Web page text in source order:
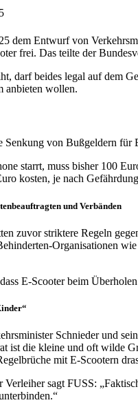
dem Entwurf von
frei. Das teilte der
darf beides legal auf dem
anbieten wollen.
von Bußgeldern für
starrt, muss bisher 100
kosten, je nach
und Verbänden
zuvor striktere Regeln
Organisationen
E-Scooter beim
Schnieder und
ist die kleine und oft wilde
mit E-Scootern
sagt FUSS: